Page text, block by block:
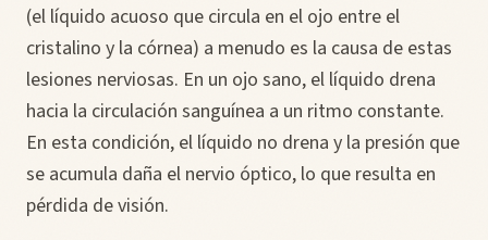
(el líquido acuoso que circula en el ojo entre el
cristalino y la córnea) a menudo es la causa de estas
lesiones nerviosas. En un ojo sano, el líquido drena
hacia la circulación sanguínea a un ritmo constante.
En esta condición, el líquido no drena y la presión que
se acumula daña el nervio óptico, lo que resulta en
pérdida de visión.